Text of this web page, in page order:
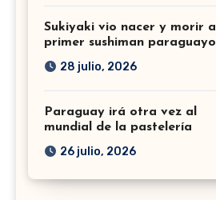
Sukiyaki vio nacer y morir al
primer sushiman paraguayo
28 julio, 2026
Paraguay irá otra vez al
mundial de la pastelería
26 julio, 2026